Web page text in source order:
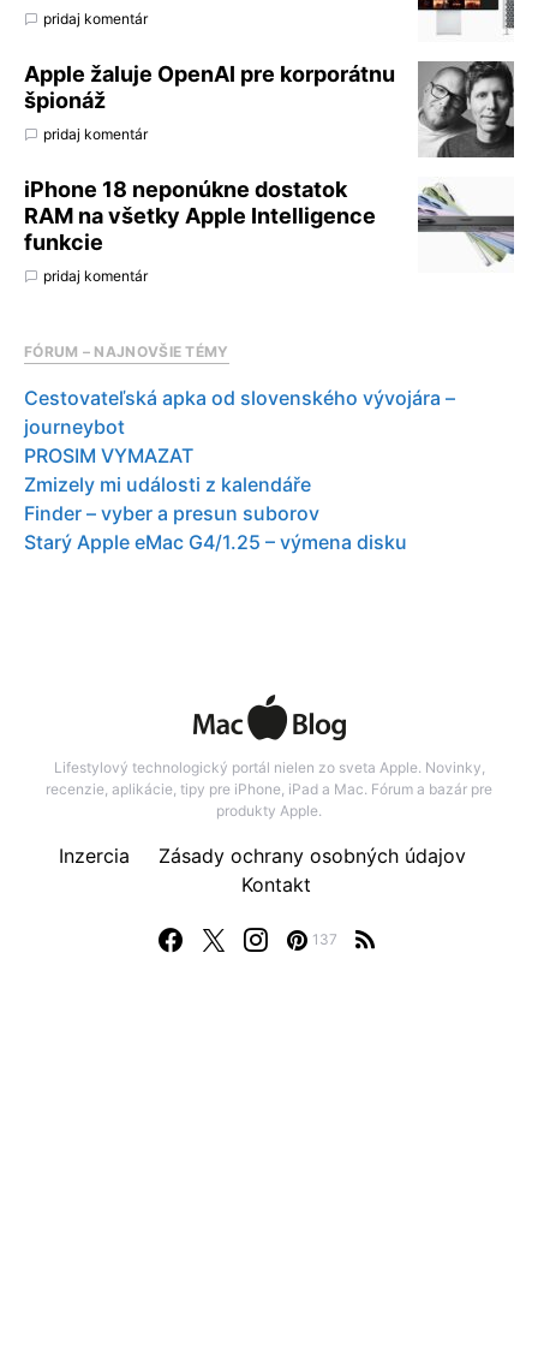
pridaj komentár
Apple žaluje OpenAI pre korporátnu
špionáž
pridaj komentár
iPhone 18 neponúkne dostatok
RAM na všetky Apple Intelligence
funkcie
pridaj komentár
FÓRUM – NAJNOVŠIE TÉMY
Cestovateľská apka od slovenského vývojára –
journeybot
PROSIM VYMAZAT
Zmizely mi události z kalendáře
Finder – vyber a presun suborov
Starý Apple eMac G4/1.25 – výmena disku
Lifestylový technologický portál nielen zo sveta Apple. Novinky,
recenzie, aplikácie, tipy pre iPhone, iPad a Mac. Fórum a bazár pre
produkty Apple.
137
Inzercia
Zásady ochrany osobných údajov
Kontakt